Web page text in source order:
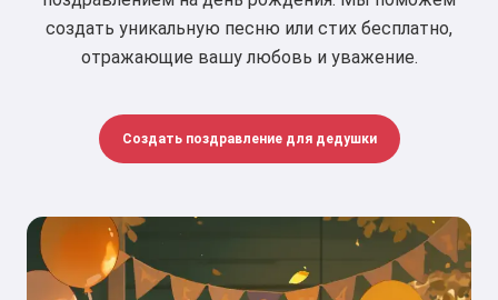
создать уникальную песню или стих бесплатно,
отражающие вашу любовь и уважение.
Создать поздравление для дедушки